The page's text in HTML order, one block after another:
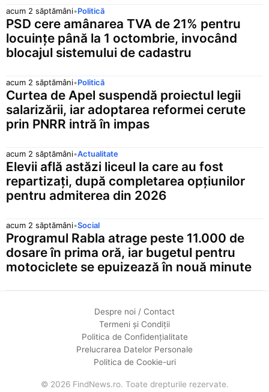
acum 2 săptămâni•Politică
PSD cere amânarea TVA de 21% pentru
locuințe până la 1 octombrie, invocând
blocajul sistemului de cadastru
acum 2 săptămâni•Politică
Curtea de Apel suspendă proiectul legii
salarizării, iar adoptarea reformei cerute
prin PNRR intră în impas
acum 2 săptămâni•Actualitate
Elevii află astăzi liceul la care au fost
repartizați, după completarea opțiunilor
pentru admiterea din 2026
acum 2 săptămâni•Social
Programul Rabla atrage peste 11.000 de
dosare în prima oră, iar bugetul pentru
motociclete se epuizează în nouă minute
Despre noi / Contact
Termeni și Condiții
Politica de Confidențialitate
Prelucrarea Datelor Personale
Politica de Cookie-uri
© 2026 FindNews.ro. Toate drepturile rezervate.